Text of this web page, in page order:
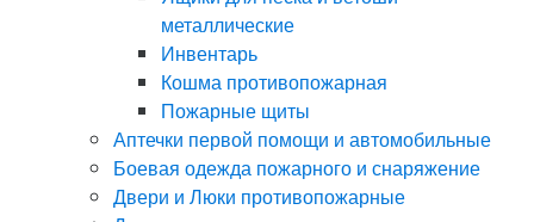
металлические
Инвентарь
Кошма противопожарная
Пожарные щиты
Аптечки первой помощи и автомобильные
Боевая одежда пожарного и снаряжение
Двери и Люки противопожарные